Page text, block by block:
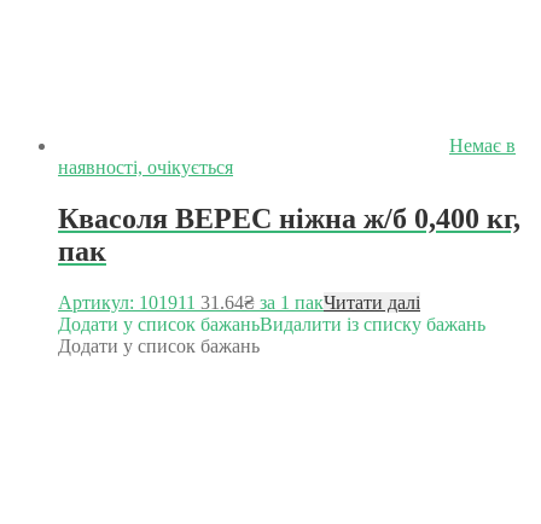
Немає в
наявності, очікується
Квасоля ВЕРЕС ніжна ж/б 0,400 кг,
пак
Артикул: 101911 31.64₴ за 1 пакЧитати далі
Додати у список бажаньВидалити із списку бажань
Додати у список бажань